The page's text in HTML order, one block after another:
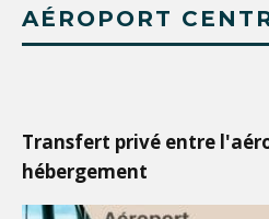
AÉROPORT
Transfert privé entre
hébergement